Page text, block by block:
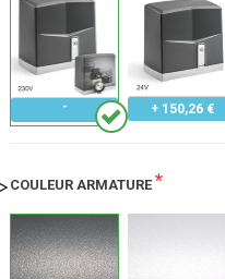
+ 150,26 €
COULEUR ARMATURE*